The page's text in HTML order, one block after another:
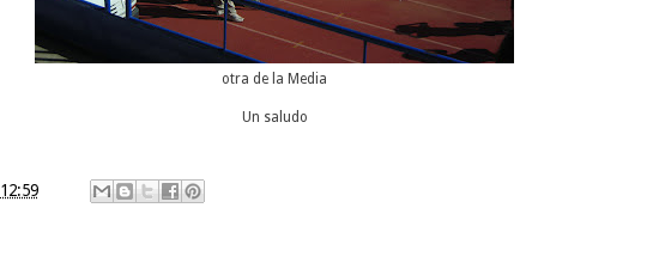
otra de la Media
Un saludo
12:59